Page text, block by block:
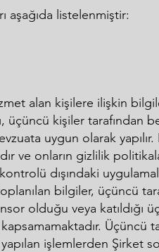
aşağıda listelenmiştir:
alan kişilere ilişkin
üçüncü kişiler tarafından
uygun olarak yapılır.
ve onların gizlilik
dışındaki
bilgiler, üçüncü
olduğu veya katıldığı
işlemlerden Şirket